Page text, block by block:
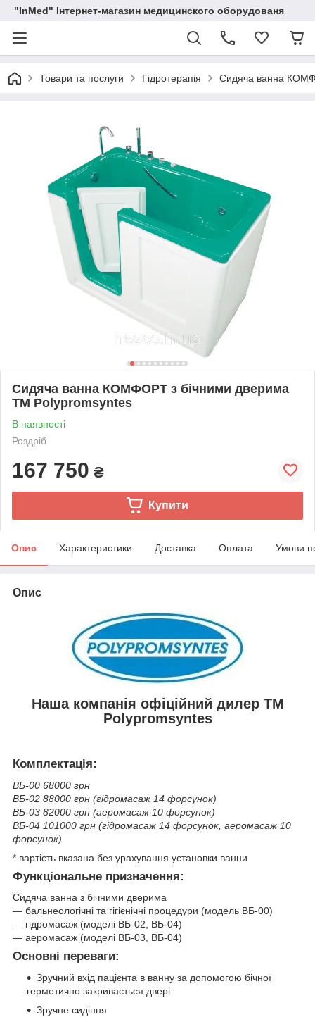
"InMed" Інтернет-магазин медицинского оборудованя
Товари та послуги Гідротерапія Сидяча ванна
Сидяча ванна КОМФОРТ з бічними дверима
TM Polypromsyntes
В наявності
Роздріб
167 750 ₴
Купити
Опис Характеристики Доставка Оплата Умови
Опис
Наша компанія офіційний дилер ТМ
Polypromsyntes
Комплектація:
ВБ-00 68000 грн
ВБ-02 88000 грн (гідромасаж 14 форсунок)
ВБ-03 82000 грн (аеромасаж 10 форсунок)
ВБ-04 101000 грн (гідромасаж 14 форсунок, аеромасаж 10
форсунок)
* вартість вказана без урахування установки ванни
Функціональне призначення:
Сидяча ванна з бічними дверима
― бальнеологічні та гігієнічні процедури (модель ВБ-00)
― гідромасаж (моделі ВБ-02, ВБ-04)
― аеромасаж (моделі ВБ-03, ВБ-04)
Основні переваги:
Зручний вхід пацієнта в ванну за допомогою бічної
герметично закривається двері
Зручне сидіння